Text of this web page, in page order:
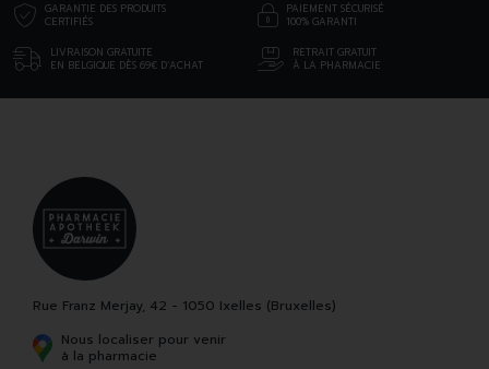
GARANTIE DES PRODUITS
CERTIFIÉS
PAIEMENT SÉCURISÉ
100% GARANTI
LIVRAISON GRATUITE
EN BELGIQUE DÈS 69€ D’ACHAT
RETRAIT GRATUIT
À LA PHARMACIE
Rue Franz Merjay, 42 - 1050 Ixelles (Bruxelles)
Nous localiser pour venir
à la pharmacie